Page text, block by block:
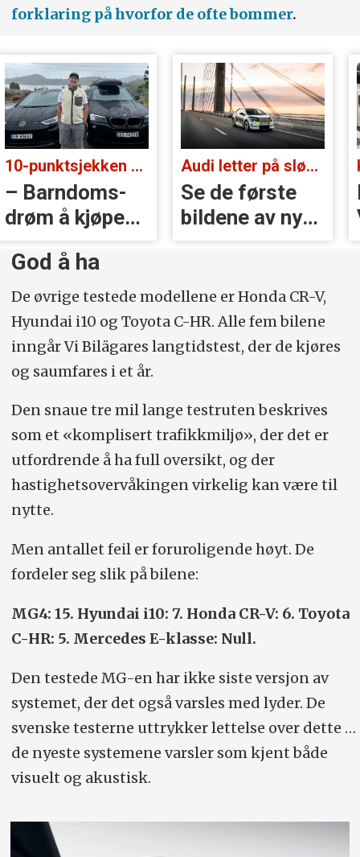
forklaring på hvorfor de ofte bommer.
10-punktsjekken med Christian Paasche:
– Barndoms­
drøm å kjøpe
BMW
Audi letter på sløret:
Se de første
bildene av nye
A2 e-tron
God å ha
De øvrige testede modellene er Honda CR-V,
Hyundai i10 og Toyota C-HR. Alle fem bilene
inngår Vi Bilägares langtidstest, der de kjøres
og saumfares i et år.
Den snaue tre mil lange testruten beskrives
som et «komplisert trafikkmiljø», der det er
utfordrende å ha full oversikt, og der
hastighetsovervåkingen virkelig kan være til
nytte.
Men antallet feil er foruroligende høyt. De
fordeler seg slik på bilene:
MG4: 15. Hyundai i10: 7. Honda CR-V: 6. Toyota
C-HR: 5. Mercedes E-klasse: Null.
Den testede MG-en har ikke siste versjon av
systemet, der det også varsles med lyder. De
svenske testerne uttrykker lettelse over dette …
de nyeste systemene varsler som kjent både
visuelt og akustisk.